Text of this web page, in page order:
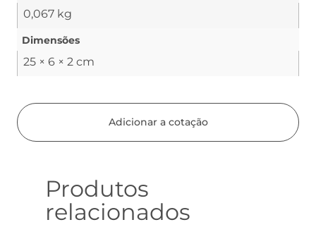
0,067 kg
Dimensões
25 × 6 × 2 cm
Adicionar a cotação
Produtos
relacionados